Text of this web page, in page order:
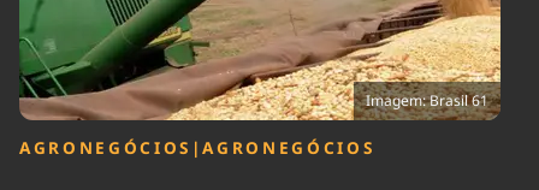
Imagem: Brasil 61
AGRONEGÓCIOS |AGRONEGÓCIOS